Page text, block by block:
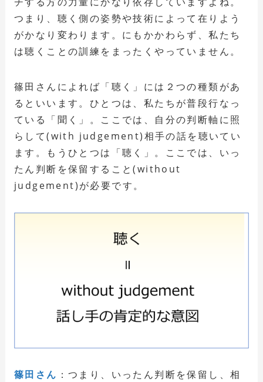
つまり、聴く側の姿勢や技術によって在りよう
がかなり変わります。にもかかわらず、私たち
は聴くことの訓練をまったくやっていません。
篠田さんによれば「聴く」には２つの種類があ
るといいます。ひとつは、私たちが普段行なっ
ている「聞く」。ここでは、自分の判断軸に照
らして(with judgement)相手の話を聴いてい
ます。もうひとつは「聴く」。ここでは、いっ
たん判断を保留すること(without
judgement)が必要です。
篠田さん ：つまり、いったん判断を保留し、相